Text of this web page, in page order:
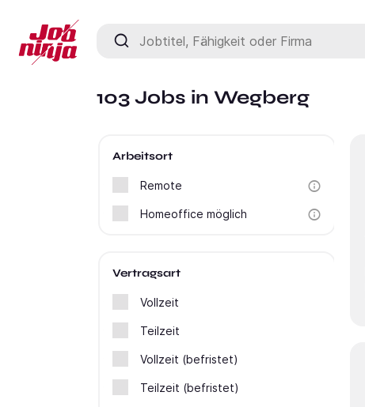
Jobtitel, Fähigkeit oder Firma
103 Jobs in Wegberg
Arbeitsort
Remote
Homeoffice möglich
Vertragsart
Vollzeit
Teilzeit
Vollzeit (befristet)
Teilzeit (befristet)